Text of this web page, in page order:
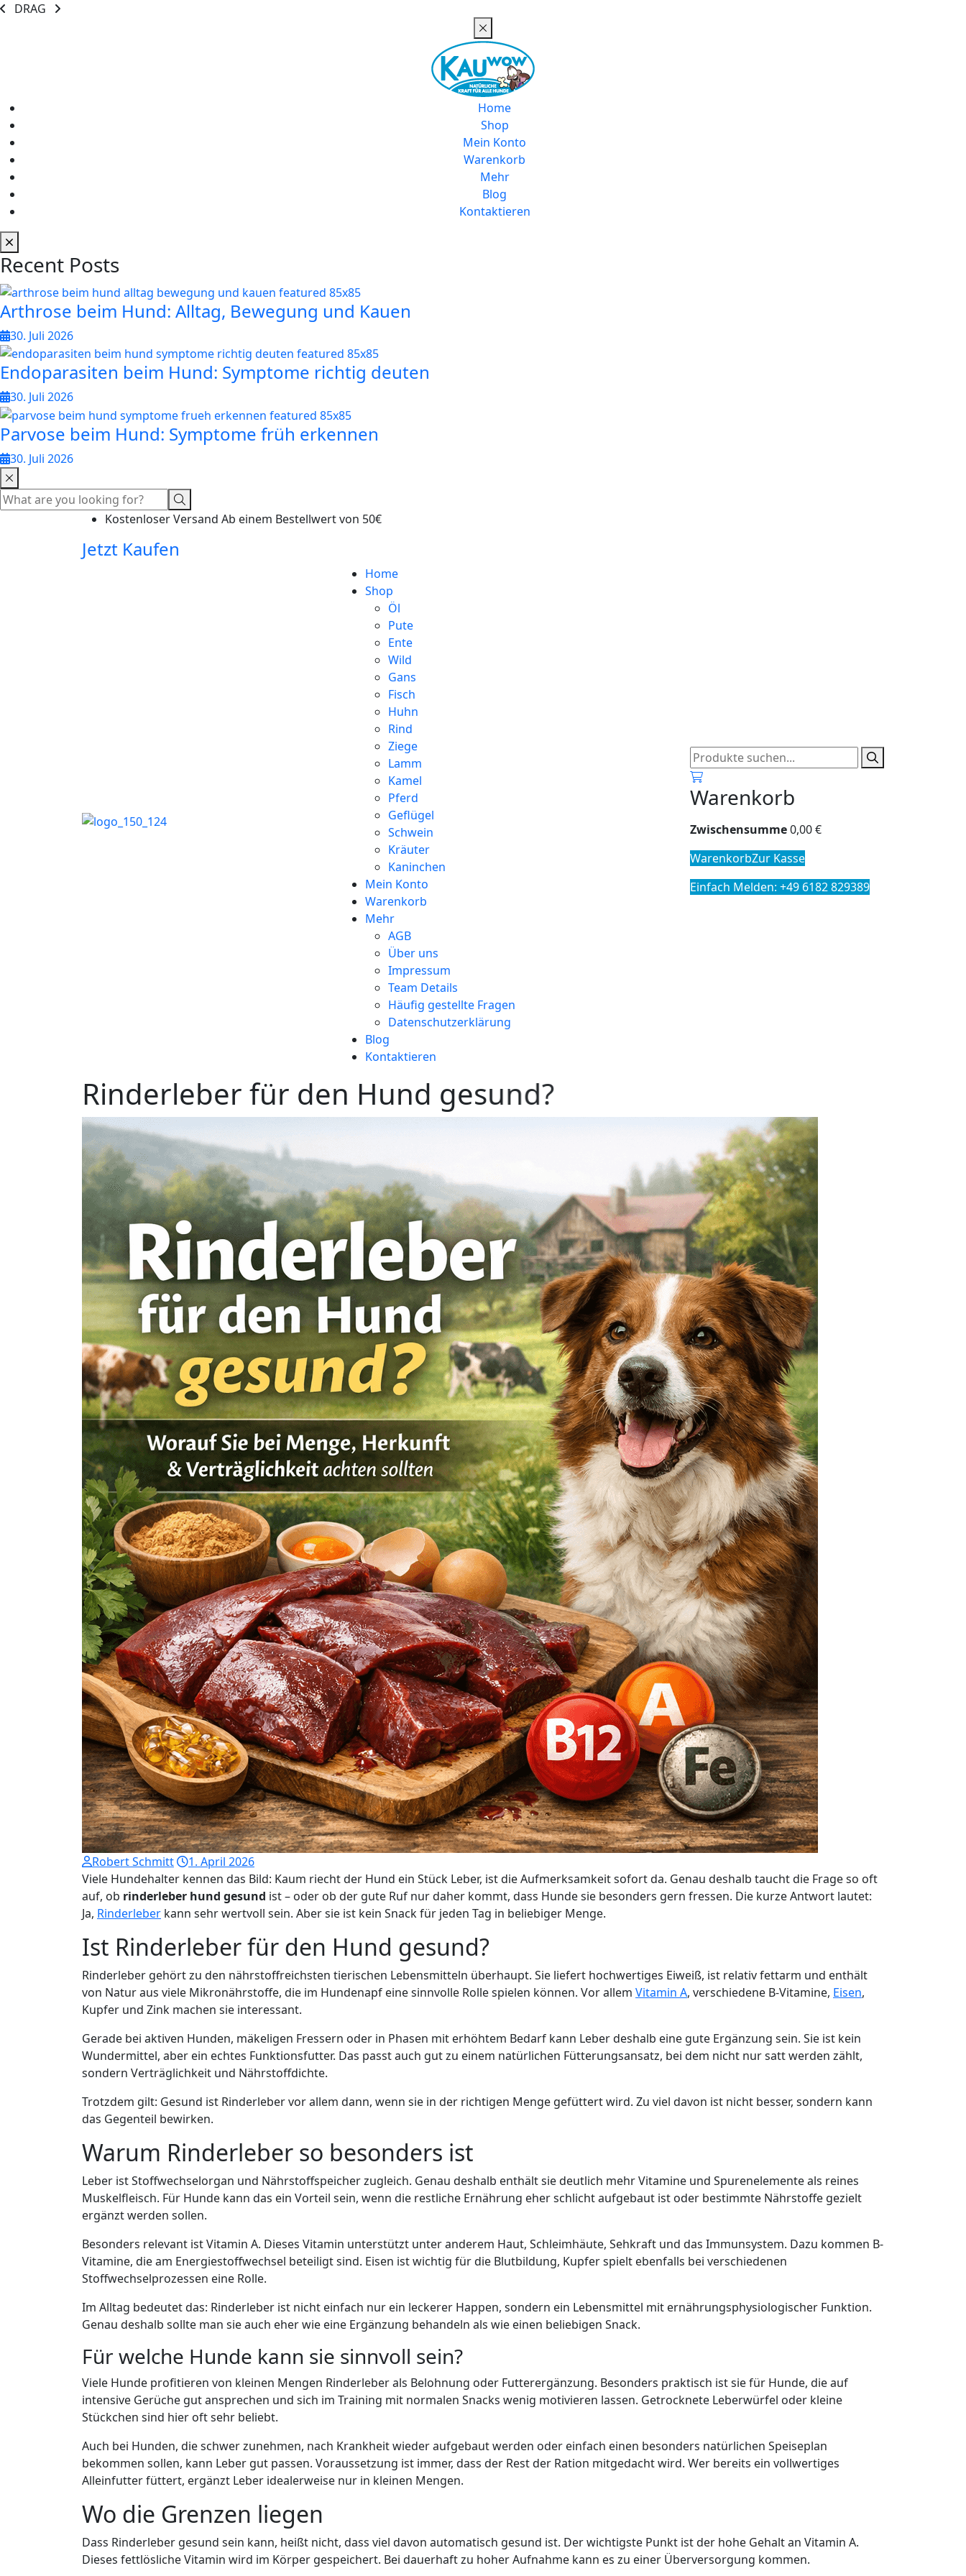
DRAG
Home
Shop
Mein Konto
Warenkorb
Mehr
Blog
Kontaktieren
Recent Posts
Arthrose beim Hund: Alltag, Bewegung und Kauen
30. Juli 2026
Endoparasiten beim Hund: Symptome richtig deuten
30. Juli 2026
Parvose beim Hund: Symptome früh erkennen
30. Juli 2026
Kostenloser Versand Ab einem Bestellwert von 50€
Jetzt Kaufen
Home
Shop
Öl
Pute
Ente
Wild
Gans
Fisch
Huhn
Rind
Ziege
Lamm
Kamel
Pferd
Geflügel
Schwein
Kräuter
Kaninchen
Mein Konto
Warenkorb
Mehr
AGB
Über uns
Impressum
Team Details
Häufig gestellte Fragen
Datenschutzerklärung
Blog
Kontaktieren
Warenkorb
Zwischensumme0,00€
WarenkorbZur Kasse
Einfach Melden: +49 6182 829389
Rinderleber für den Hund gesund?
Robert Schmitt
1. April 2026
Viele Hundehalter kennen das Bild: Kaum riecht der Hund ein Stück Leber, ist die Aufmerksamkeit sofort da. Genau deshalb taucht die Frage so oft
auf, ob rinderleber hund gesund ist – oder ob der gute Ruf nur daher kommt, dass Hunde sie besonders gern fressen. Die kurze Antwort lautet:
Ja, Rinderleber kann sehr wertvoll sein. Aber sie ist kein Snack für jeden Tag in beliebiger Menge.
Ist Rinderleber für den Hund gesund?
Rinderleber gehört zu den nährstoffreichsten tierischen Lebensmitteln überhaupt. Sie liefert hochwertiges Eiweiß, ist relativ fettarm und enthält
von Natur aus viele Mikronährstoffe, die im Hundenapf eine sinnvolle Rolle spielen können. Vor allem Vitamin A, verschiedene B-Vitamine, Eisen,
Kupfer und Zink machen sie interessant.
Gerade bei aktiven Hunden, mäkeligen Fressern oder in Phasen mit erhöhtem Bedarf kann Leber deshalb eine gute Ergänzung sein. Sie ist kein
Wundermittel, aber ein echtes Funktionsfutter. Das passt auch gut zu einem natürlichen Fütterungsansatz, bei dem nicht nur satt werden zählt,
sondern Verträglichkeit und Nährstoffdichte.
Trotzdem gilt: Gesund ist Rinderleber vor allem dann, wenn sie in der richtigen Menge gefüttert wird. Zu viel davon ist nicht besser, sondern kann
das Gegenteil bewirken.
Warum Rinderleber so besonders ist
Leber ist Stoffwechselorgan und Nährstoffspeicher zugleich. Genau deshalb enthält sie deutlich mehr Vitamine und Spurenelemente als reines
Muskelfleisch. Für Hunde kann das ein Vorteil sein, wenn die restliche Ernährung eher schlicht aufgebaut ist oder bestimmte Nährstoffe gezielt
ergänzt werden sollen.
Besonders relevant ist Vitamin A. Dieses Vitamin unterstützt unter anderem Haut, Schleimhäute, Sehkraft und das Immunsystem. Dazu kommen B-
Vitamine, die am Energiestoffwechsel beteiligt sind. Eisen ist wichtig für die Blutbildung, Kupfer spielt ebenfalls bei verschiedenen
Stoffwechselprozessen eine Rolle.
Im Alltag bedeutet das: Rinderleber ist nicht einfach nur ein leckerer Happen, sondern ein Lebensmittel mit ernährungsphysiologischer Funktion.
Genau deshalb sollte man sie auch eher wie eine Ergänzung behandeln als wie einen beliebigen Snack.
Für welche Hunde kann sie sinnvoll sein?
Viele Hunde profitieren von kleinen Mengen Rinderleber als Belohnung oder Futterergänzung. Besonders praktisch ist sie für Hunde, die auf
intensive Gerüche gut ansprechen und sich im Training mit normalen Snacks wenig motivieren lassen. Getrocknete Leberwürfel oder kleine
Stückchen sind hier oft sehr beliebt.
Auch bei Hunden, die schwer zunehmen, nach Krankheit wieder aufgebaut werden oder einfach einen besonders natürlichen Speiseplan
bekommen sollen, kann Leber gut passen. Voraussetzung ist immer, dass der Rest der Ration mitgedacht wird. Wer bereits ein vollwertiges
Alleinfutter füttert, ergänzt Leber idealerweise nur in kleinen Mengen.
Wo die Grenzen liegen
Dass Rinderleber gesund sein kann, heißt nicht, dass viel davon automatisch gesund ist. Der wichtigste Punkt ist der hohe Gehalt an Vitamin A.
Dieses fettlösliche Vitamin wird im Körper gespeichert. Bei dauerhaft zu hoher Aufnahme kann es zu einer Überversorgung kommen.